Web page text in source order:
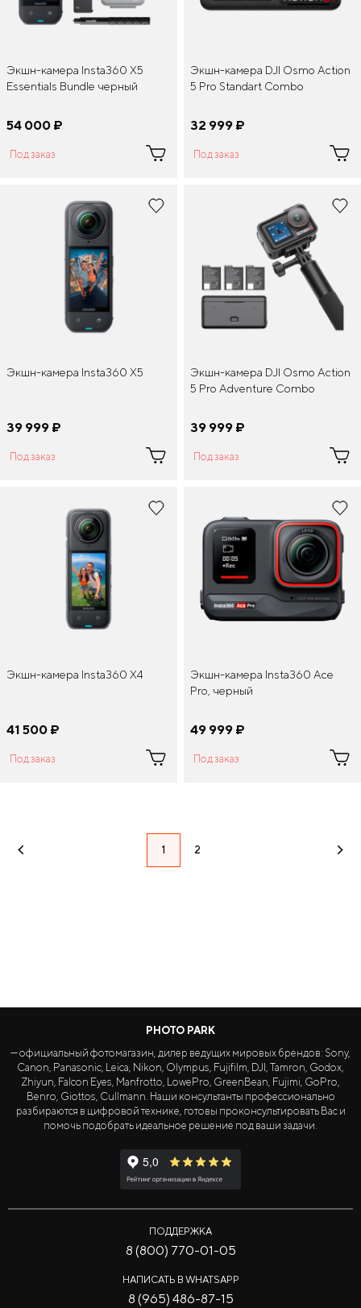
Экшн-камера Insta360 X5
Essentials Bundle черный
54 000 ¤
Под заказ
Экшн-камера DJI Osmo Action
5 Pro Standart Combo
32 999 ¤
Под заказ
Экшн-камера Insta360 X5
39 999 ¤
Под заказ
Экшн-камера DJI Osmo Action
5 Pro Adventure Combo
39 999 ¤
Под заказ
Экшн-камера Insta360 X4
41 500 ¤
Под заказ
Экшн-камера Insta360 Ace
Pro, черный
49 999 ¤
Под заказ
1 2
PHOTO PARK
— официальный фотомагазин, дилер ведущих мировых брендов: Sony,
Canon, Panasonic, Leica, Nikon, Olympus, Fujifilm, DJI, Tamron, Godox,
Zhiyun, Falcon Eyes, Manfrotto, LowePro, GreenBean, Fujimi, GoPro,
Benro, Giottos, Cullmann. Наши консультанты профессионально
разбираются в цифровой технике, готовы проконсультировать Вас и
помочь подобрать идеальное решение под ваши задачи.
ПОДДЕРЖКА
8 (800) 770-01-05
НАПИСАТЬ В WHATSAPP
8 (965) 486-87-15